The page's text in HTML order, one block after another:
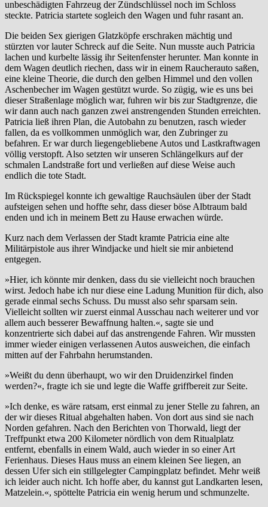
unbeschädigten Fahrzeug der Zündschlüssel noch im Schloss
steckte. Patricia startete sogleich den Wagen und fuhr rasant an.
Die beiden Sex gierigen Glatzköpfe erschraken mächtig und
stürzten vor lauter Schreck auf die Seite. Nun musste auch Patricia
lachen und kurbelte lässig ihr Seitenfenster herunter. Man konnte in
dem Wagen deutlich riechen, dass wir in einem Raucherauto saßen,
eine kleine Theorie, die durch den gelben Himmel und den vollen
Aschenbecher im Wagen gestützt wurde. So zügig, wie es uns bei
dieser Straßenlage möglich war, fuhren wir bis zur Stadtgrenze, die
wir dann auch nach ganzen zwei anstrengenden Stunden erreichten.
Patricia ließ ihren Plan, die Autobahn zu benutzen, rasch wieder
fallen, da es vollkommen unmöglich war, den Zubringer zu
befahren. Er war durch liegengebliebene Autos und Lastkraftwagen
völlig verstopft. Also setzten wir unseren Schlängelkurs auf der
schmalen Landstraße fort und verließen auf diese Weise auch
endlich die tote Stadt.
Im Rückspiegel konnte ich gewaltige Rauchsäulen über der Stadt
aufsteigen sehen und hoffte sehr, dass dieser böse Albtraum bald
enden und ich in meinem Bett zu Hause erwachen würde.
Kurz nach dem Verlassen der Stadt kramte Patricia eine alte
Militärpistole aus ihrer Windjacke und hielt sie mir anbietend
entgegen.
»Hier, ich könnte mir denken, dass du sie vielleicht noch brauchen
wirst. Jedoch habe ich nur diese eine Ladung Munition für dich, also
gerade einmal sechs Schuss. Du musst also sehr sparsam sein.
Vielleicht sollten wir zuerst einmal Ausschau nach weiterer und vor
allem auch besserer Bewaffnung halten.«, sagte sie und
konzentrierte sich dabei auf das anstrengende Fahren. Wir mussten
immer wieder einigen verlassenen Autos ausweichen, die einfach
mitten auf der Fahrbahn herumstanden.
»Weißt du denn überhaupt, wo wir den Druidenzirkel finden
werden?«, fragte ich sie und legte die Waffe griffbereit zur Seite.
»Ich denke, es wäre ratsam, erst einmal zu jener Stelle zu fahren, an
der wir dieses Ritual abgehalten haben. Von dort aus sind sie nach
Norden gefahren. Nach den Berichten von Thorwald, liegt der
Treffpunkt etwa 200 Kilometer nördlich von dem Ritualplatz
entfernt, ebenfalls in einem Wald, auch wieder in so einer Art
Ferienhaus. Dieses Haus muss an einem kleinen See liegen, an
dessen Ufer sich ein stillgelegter Campingplatz befindet. Mehr weiß
ich leider auch nicht. Ich hoffe aber, du kannst gut Landkarten lesen,
Matzelein.«, spöttelte Patricia ein wenig herum und schmunzelte.